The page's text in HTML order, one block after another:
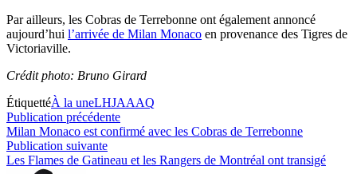
Par ailleurs, les Cobras de Terrebonne ont également annoncé
aujourd’hui l’arrivée de Milan Monaco en provenance des Tigres de
Victoriaville.
Crédit photo: Bruno Girard
ÉtiquettéÀ la uneLHJAAAQ
Navigation
de
l’article
Publication précédentePublication
précédente :
Milan Monaco est confirmé avec les Cobras de Terrebonne
Publication suivantePublication
suivante :
Les Flames de Gatineau et les Rangers de Montréal ont transigé